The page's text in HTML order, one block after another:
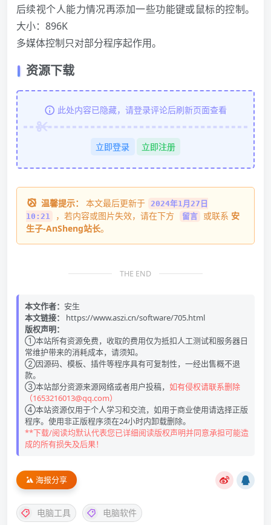
后续视个人能力情况再添加一些功能键或鼠标的控制。
大小：896K
多媒体控制只对部分程序起作用。
资源下载
此处内容已隐藏，请登录评论后刷新页面查看
立即登录 立即注册
温馨提示： 本文最后更新于
2024年1月27日
10:21
，若内容或图片失效，请在下方 留言 或联系 安
生子-AnSheng站长。
THE END
本文作者： 安生
本文链接：
https://www.aszi.cn/software/705.html
版权声明：
①本站所有资源免费，收取的费用仅为抵扣人工测试和服务器日
常维护带来的消耗成本，请须知。
②因源码、模板、插件等程序具有可复制性，一经出售概不退
款。
③本站部分资源来源网络或者用户投稿， 如有侵权请联系删除
（1653216013@qq.com）
④本站资源仅用于个人学习和交流，如用于商业使用请选择正版
程序。使用非正版程序须在24小时内卸载删除。
**下载/阅读均默认代表您已详细阅读版权声明并同意承担可能造
成的所有损失及后果！
海报分享
电脑工具 电脑软件